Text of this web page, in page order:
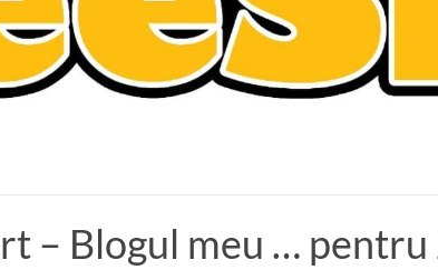
– Blogul meu …